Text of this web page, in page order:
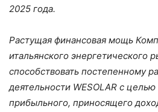
2025 года.
Растущая финансовая мощь
итальянского энергетического
способствовать постепенному
деятельности WESOLAR с целью
прибыльного, приносящего